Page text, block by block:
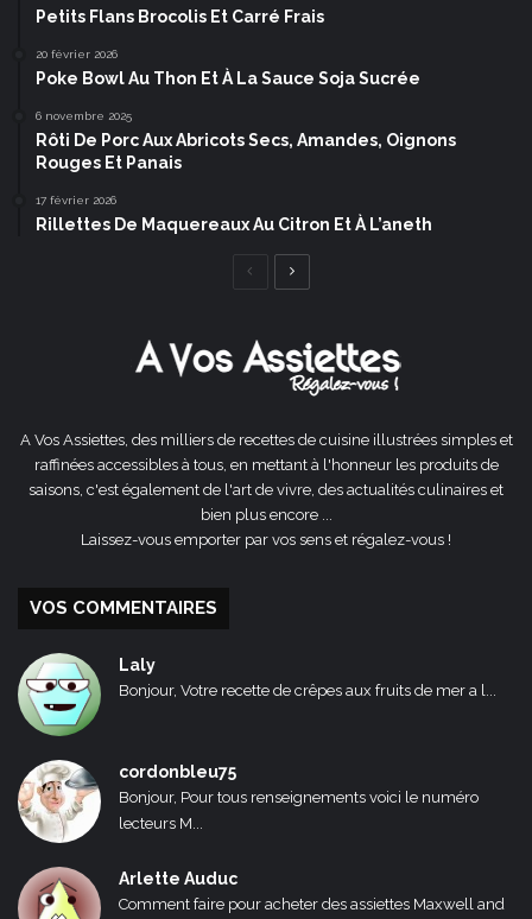
Petits Flans Brocolis Et Carré Frais
20 février 2026
Poke Bowl Au Thon Et À La Sauce Soja Sucrée
6 novembre 2025
Rôti De Porc Aux Abricots Secs, Amandes, Oignons
Rouges Et Panais
17 février 2026
Rillettes De Maquereaux Au Citron Et À L’aneth
Page
A Vos Assiettes, des milliers de recettes de cuisine illustrées simples et
raffinées accessibles à tous, en mettant à l'honneur les produits de
saisons, c'est également de l'art de vivre, des actualités culinaires et
bien plus encore ...
Laissez-vous emporter par vos sens et régalez-vous !
VOS COMMENTAIRES
Laly
Bonjour, Votre recette de crêpes aux fruits de mer a l...
cordonbleu75
Bonjour, Pour tous renseignements voici le numéro
lecteurs M...
Arlette Auduc
Comment faire pour acheter des assiettes Maxwell and